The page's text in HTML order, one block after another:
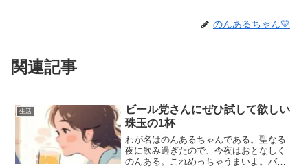
のんあるちゃん💛
関連記事
生活
ビール党さんにぜひ試して欲しい
珠玉の1杯
わが名はのんあるちゃんである。聖なる
夜に飲み過ぎたので、今夜はおとなしく
のんある。これめっちゃうまいよ。バド